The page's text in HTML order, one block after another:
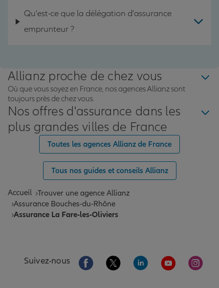
Qu'est-ce que la délégation d'assurance
emprunteur ?
Allianz proche de chez vous
Où que vous soyez en France, nos agences Allianz sont
toujours près de chez vous.
Nos offres d'assurance dans les
plus grandes villes de France
Toutes les agences Allianz de France
Tous nos guides et conseils Allianz
Accueil Trouver une agence Allianz
Assurance Bouches-du-Rhône
Assurance La Fare-les-Oliviers
Suivez-nous Aller sur la page Facebook de Allianz
Aller sur la page Twitter de
Aller sur la page
Aller sur la
Aller